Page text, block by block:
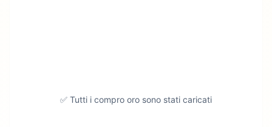
✅ Tutti i compro oro sono stati caricati